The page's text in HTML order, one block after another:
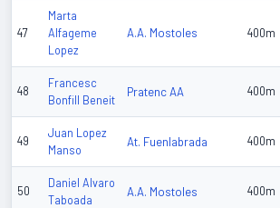
47
Marta
Alfageme
Lopez
A.A. Mostoles 400m
48
Francesc
Bonfill Beneit
Pratenc AA 400m
49
Juan Lopez
Manso
At. Fuenlabrada 400m
50
Daniel Alvaro
Taboada
A.A. Mostoles 400m